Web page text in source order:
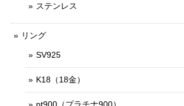
ステンレス
リング
SV925
K18（18金）